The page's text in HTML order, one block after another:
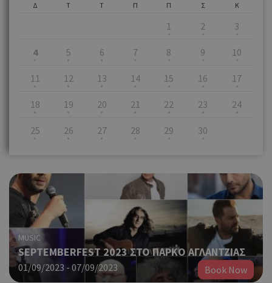
Δ Τ Τ Π Π
1
Σ
2
Κ
3
4 5 6 7 8 9 10
11 12 13 14 15 16 17
18 19 20 21 22 23 24
25 26 27 28 29 30
MUSIC
SEPTEMBERFEST 2023 ΣΤΟ ΠΑΡΚΟ ΑΓΛΑΝΤΖΙΑΣ
01/09/2023 - 07/09/2023 Book Now